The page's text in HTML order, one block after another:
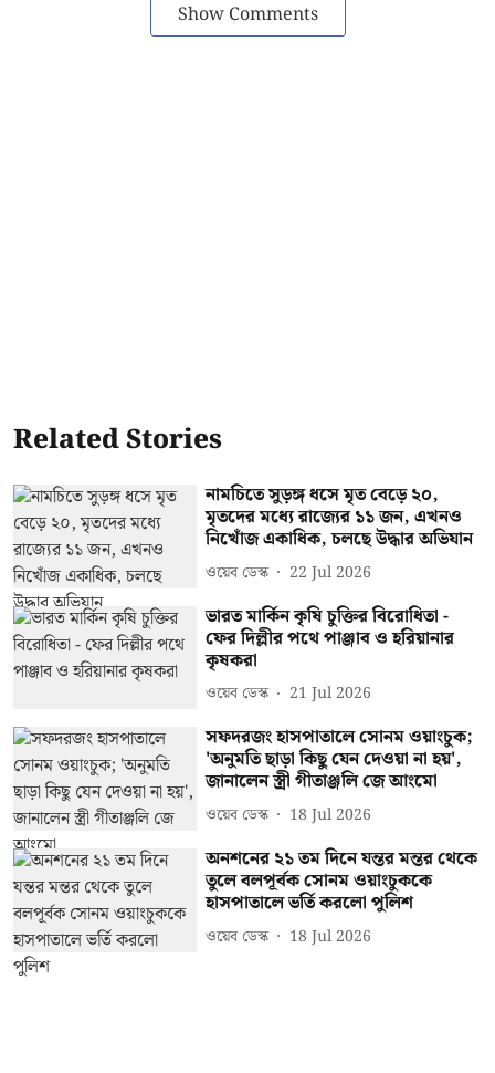
Show Comments
Related Stories
নামচিতে সুড়ঙ্গ ধসে মৃত বেড়ে ২০,
মৃতদের মধ্যে রাজ্যের ১১ জন, এখনও
নিখোঁজ একাধিক, চলছে উদ্ধার অভিযান
ওয়েব ডেস্ক 22 Jul 2026
ভারত মার্কিন কৃষি চুক্তির বিরোধিতা -
ফের দিল্লীর পথে পাঞ্জাব ও হরিয়ানার
কৃষকরা
ওয়েব ডেস্ক 21 Jul 2026
সফদরজং হাসপাতালে সোনম ওয়াংচুক;
'অনুমতি ছাড়া কিছু যেন দেওয়া না হয়',
জানালেন স্ত্রী গীতাঞ্জলি জে আংমো
ওয়েব ডেস্ক 18 Jul 2026
অনশনের ২১ তম দিনে যন্তর মন্তর থেকে
তুলে বলপূর্বক সোনম ওয়াংচুককে
হাসপাতালে ভর্তি করলো পুলিশ
ওয়েব ডেস্ক 18 Jul 2026